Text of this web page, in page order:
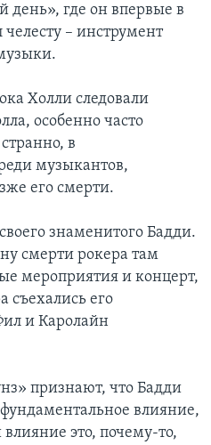
день», где он впервые в
– инструмент
Холли следовали
особенно часто
в
музыкантов,
его смерти.
знаменитого Бадди.
смерти рокера там
мероприятия и концерт,
съехались его
и Каролайн
признают, что Бадди
влияние,
это, почему-то,